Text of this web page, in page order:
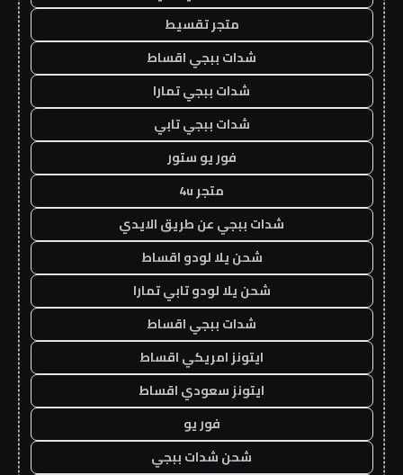
متجر تقسيط
شدات ببجي اقساط
شدات ببجي تمارا
شدات ببجي تابي
فور يو ستور
متجر 4u
شدات ببجي عن طريق الايدي
شحن يلا لودو اقساط
شحن يلا لودو تابي تمارا
شدات ببجي اقساط
ايتونز امريكي اقساط
ايتونز سعودي اقساط
فور يو
شحن شدات ببجي